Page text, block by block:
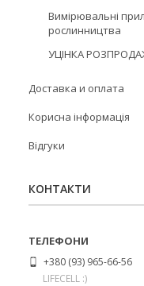
Вимірювальні
рослинництва
УЦІНКА
Доставка и оплата
Корисна інформація
Відгуки
КОНТАКТИ
+380 (93) 965-66-56
LIFECELL :)